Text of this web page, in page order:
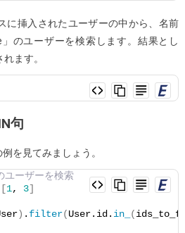
に挿入されたユーザーの中から、名前
のユーザーを検索します。結果とし
ます。
句
を見てみましょう。
ーザーを検索
[1, 3]
) . filter(User.id. in_ (